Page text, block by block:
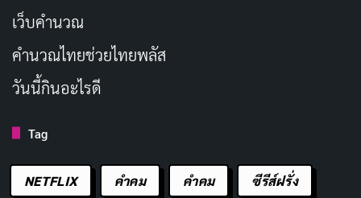
เว็บคํานวณ
คํานวณไทยช่วยไทยพลัส
วันนี้กินอะไรดี
Tag
NETFLIX คำคม คําคม ซีรีส์ฝรั่ง